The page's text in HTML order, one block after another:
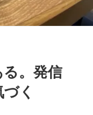
。発信
く